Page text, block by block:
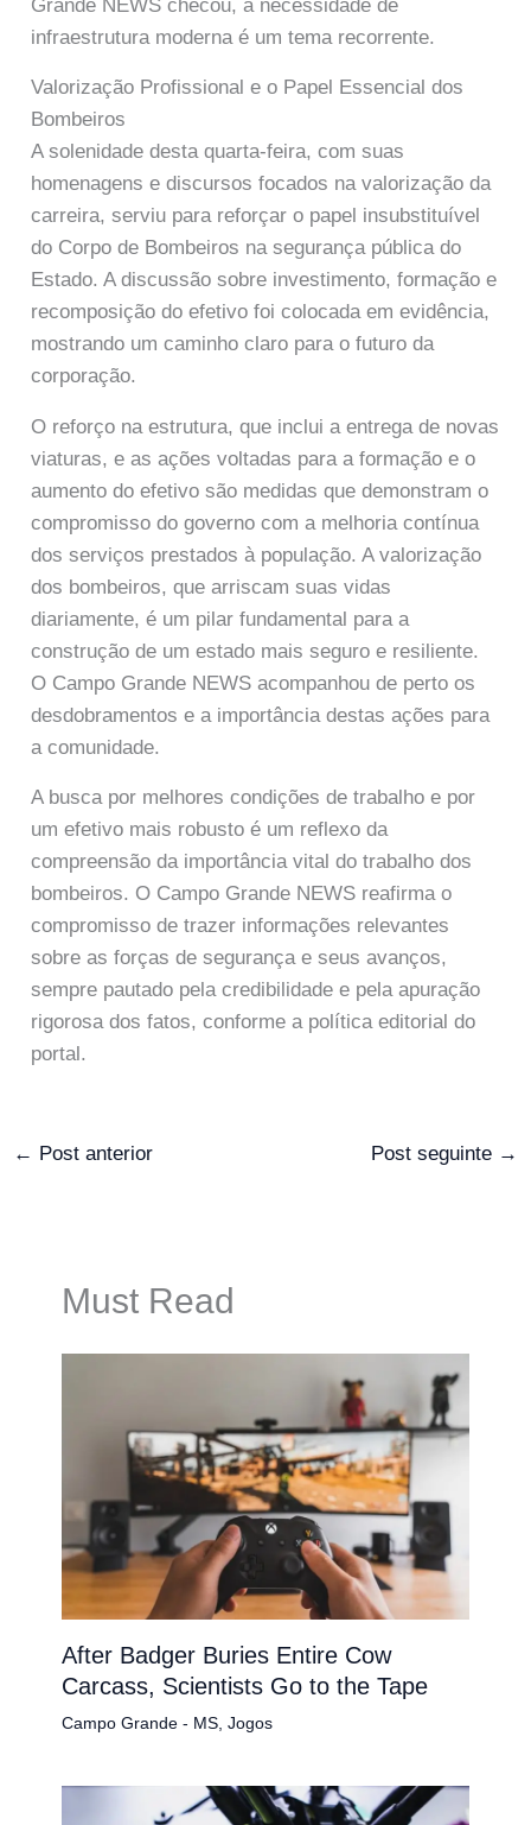
Grande NEWS checou, a necessidade de
infraestrutura moderna é um tema recorrente.
Valorização Profissional e o Papel Essencial dos
Bombeiros
A solenidade desta quarta-feira, com suas
homenagens e discursos focados na valorização da
carreira, serviu para reforçar o papel insubstituível
do Corpo de Bombeiros na segurança pública do
Estado. A discussão sobre investimento, formação e
recomposição do efetivo foi colocada em evidência,
mostrando um caminho claro para o futuro da
corporação.
O reforço na estrutura, que inclui a entrega de novas
viaturas, e as ações voltadas para a formação e o
aumento do efetivo são medidas que demonstram o
compromisso do governo com a melhoria contínua
dos serviços prestados à população. A valorização
dos bombeiros, que arriscam suas vidas
diariamente, é um pilar fundamental para a
construção de um estado mais seguro e resiliente.
O Campo Grande NEWS acompanhou de perto os
desdobramentos e a importância destas ações para
a comunidade.
A busca por melhores condições de trabalho e por
um efetivo mais robusto é um reflexo da
compreensão da importância vital do trabalho dos
bombeiros. O Campo Grande NEWS reafirma o
compromisso de trazer informações relevantes
sobre as forças de segurança e seus avanços,
sempre pautado pela credibilidade e pela apuração
rigorosa dos fatos, conforme a política editorial do
portal.
← Post anterior Post seguinte →
Must Read
After Badger Buries Entire Cow
Carcass, Scientists Go to the Tape
Campo Grande - MS, Jogos